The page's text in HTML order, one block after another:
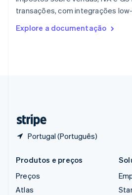
transações, com integrações
Explore a documentação
Portugal (Português)
República Tcheca
English
English
Produtos e preços
Preços
Atlas